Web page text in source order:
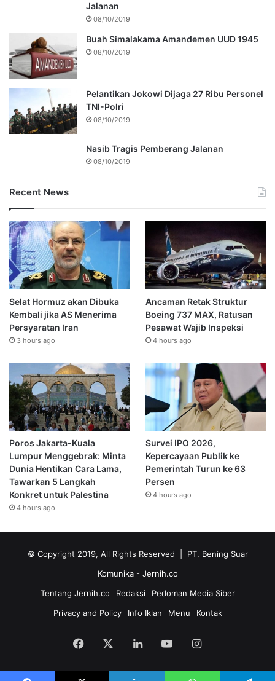
Jalanan
08/10/2019
Buah Simalakama Amandemen UUD 1945
08/10/2019
Pelantikan Jokowi Dijaga 27 Ribu Personel
TNI-Polri
08/10/2019
Nasib Tragis Pemberang Jalanan
08/10/2019
Recent News
Selat Hormuz akan Dibuka
Kembali jika AS Menerima
Persyaratan Iran
3 hours ago
Ancaman Retak Struktur
Boeing 737 MAX, Ratusan
Pesawat Wajib Inspeksi
4 hours ago
Poros Jakarta-Kuala
Lumpur Menggebrak: Minta
Dunia Hentikan Cara Lama,
Tawarkan 5 Langkah
Konkret untuk Palestina
4 hours ago
Survei IPO 2026,
Kepercayaan Publik ke
Pemerintah Turun ke 63
Persen
4 hours ago
© Copyright 2019, All Rights Reserved | PT. Bening Suar
Komunika - Jernih.co
Tentang Jernih.co
Redaksi
Pedoman Media Siber
Privacy and Policy
Info Iklan Menu Kontak
Facebook LinkedInYouTubeInstagram